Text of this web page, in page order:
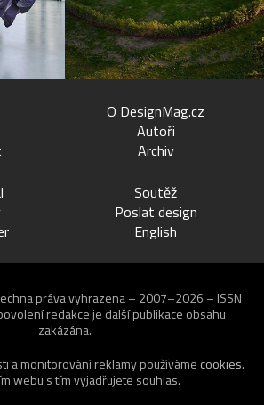
O DesignMag.cz
Autoři
Archiv
Soutěž
Poslat design
English
práva vyhrazena – 2007–2026 – ISSN
redakce je další publikace obsahu
zakázána.
a monitorování reklamy používáme cookies.
webu s tím vyjadřujete souhlas.